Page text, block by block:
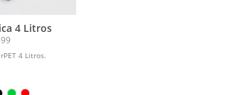
4 Litros
4 Litros.